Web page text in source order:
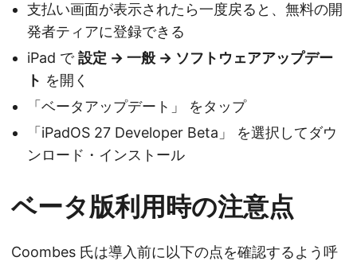
支払い画面が表示されたら一度戻ると、無料の開
発者ティアに登録できる
iPad で設定 → 一般 → ソフトウェアアップデー
ト を開く
「ベータアップデート」 をタップ
「iPadOS 27 Developer Beta」 を選択してダウ
ンロード・インストール
ベータ版利用時の注意点
Coombes 氏は導入前に以下の点を確認するよう呼